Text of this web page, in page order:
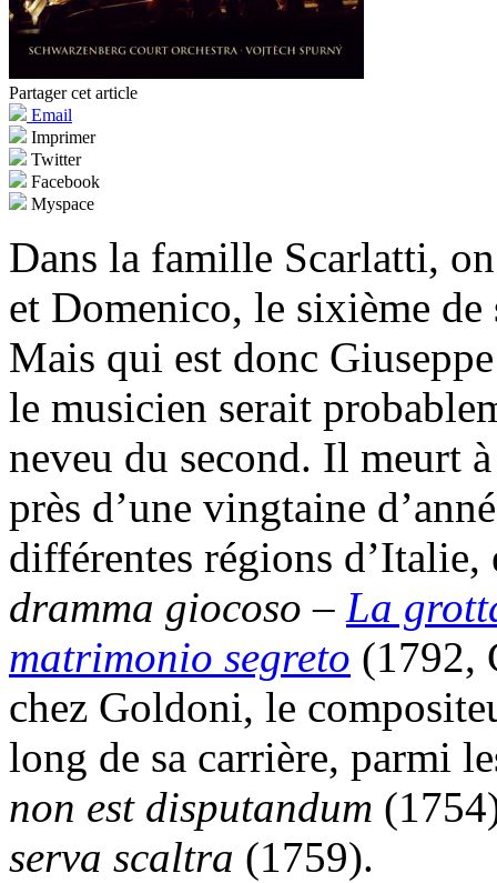
Partager cet article
Email
Imprimer
Twitter
Facebook
Myspace
Dans la famille Scarlatti,
et Domenico, le sixième
Mais qui est donc
le musicien serait
neveu du second. Il meurt
près d’une vingtaine
différentes régions
dramma giocoso – La
matrimonio segreto (1792,
chez Goldoni, le
long de sa carrière, parmi
non est disputandum
serva scaltra (1759).